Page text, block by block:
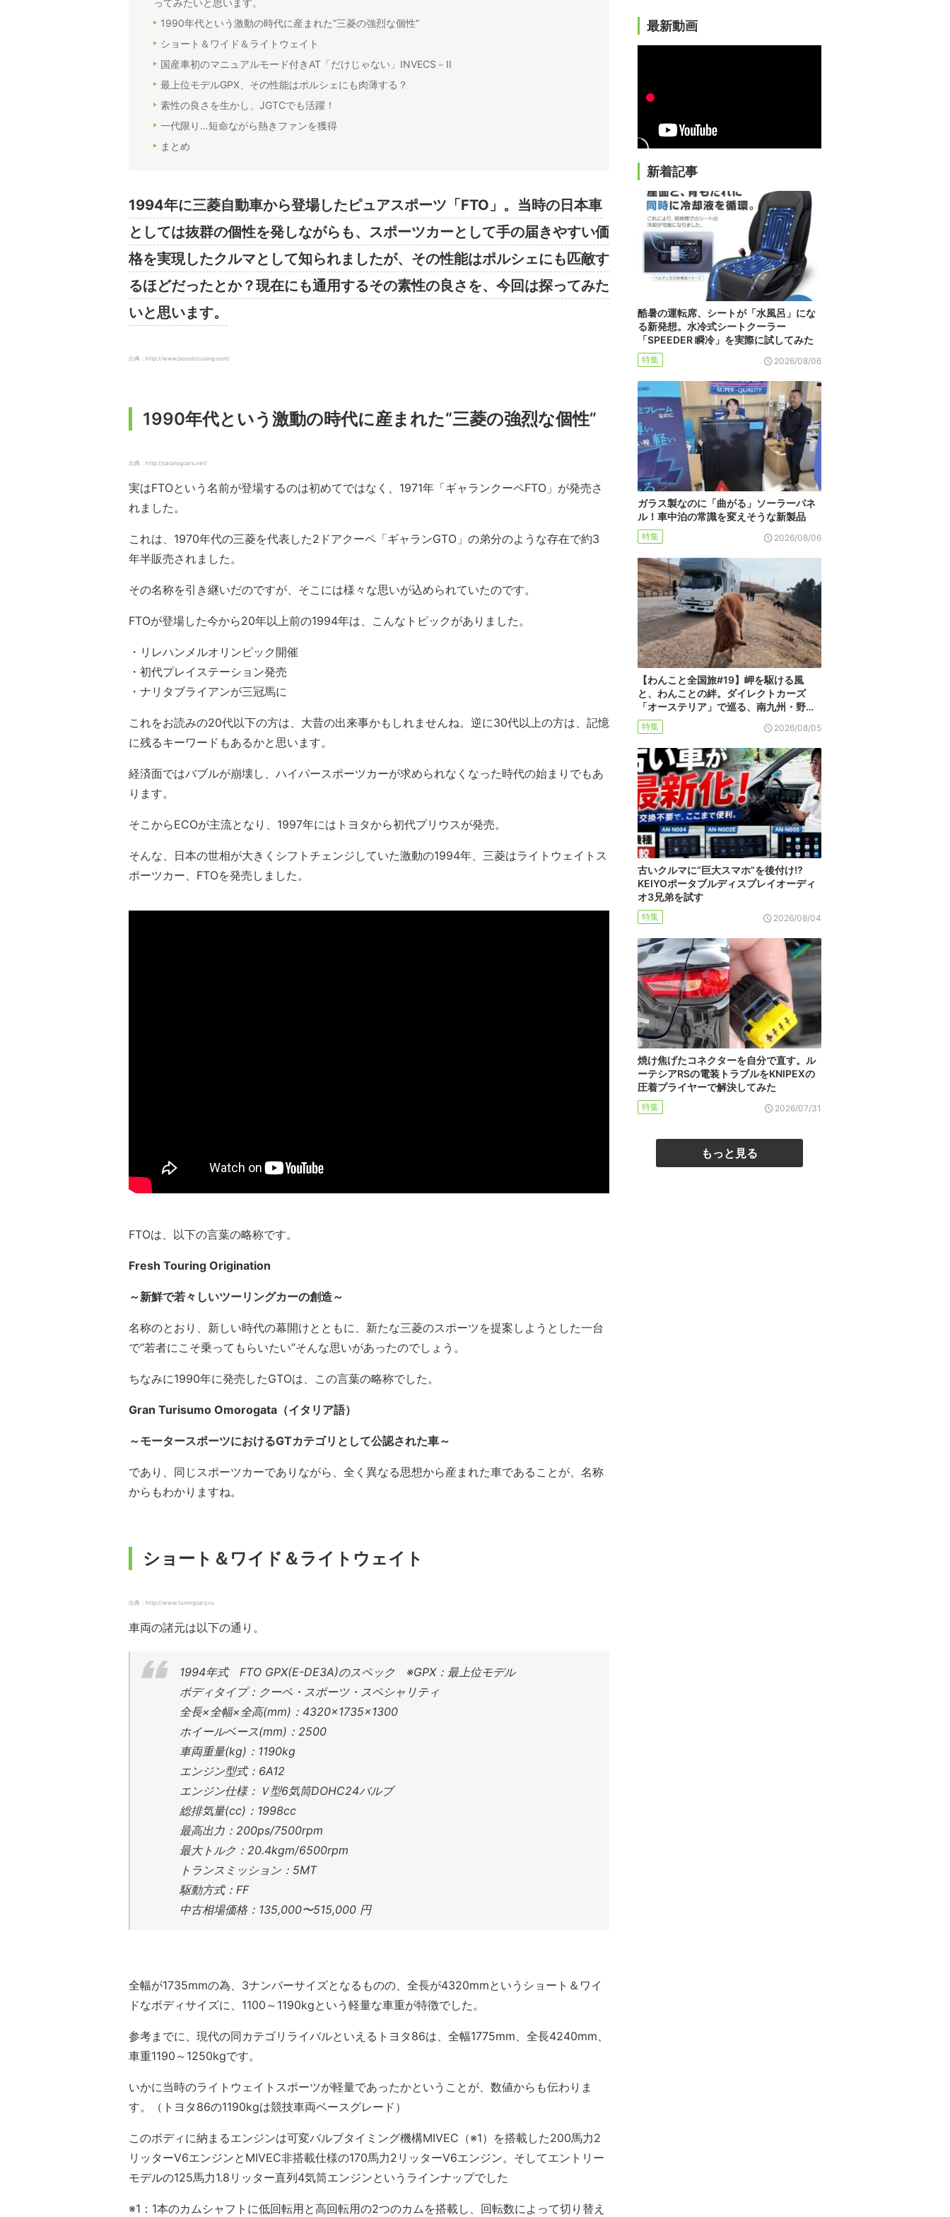
ってみたいと思います。
1990年代という激動の時代に産まれた“三菱の強烈な個性”
ショート＆ワイド＆ライトウェイト
国産車初のマニュアルモード付きAT「だけじゃない」INVECS－II
最上位モデルGPX、その性能はポルシェにも肉薄する？
素性の良さを生かし、JGTCでも活躍！
一代限り…短命ながら熱きファンを獲得
まとめ
1994年に三菱自動車から登場したピュアスポーツ「FTO」。当時の日本車
としては抜群の個性を発しながらも、スポーツカーとして手の届きやすい価
格を実現したクルマとして知られましたが、その性能はポルシェにも匹敵す
るほどだったとか？現在にも通用するその素性の良さを、今回は探ってみた
いと思います。
出典：http://www.boostcruising.com/
1990年代という激動の時代に産まれた“三菱の強烈な個性”
出典：http://catalogcars.net/
実はFTOという名前が登場するのは初めてではなく、1971年「ギャランクーペFTO」が発売さ
れました。
これは、1970年代の三菱を代表した2ドアクーペ「ギャランGTO」の弟分のような存在で約3
年半販売されました。
その名称を引き継いだのですが、そこには様々な思いが込められていたのです。
FTOが登場した今から20年以上前の1994年は、こんなトピックがありました。
・リレハンメルオリンピック開催
・初代プレイステーション発売
・ナリタブライアンが三冠馬に
これをお読みの20代以下の方は、大昔の出来事かもしれませんね。逆に30代以上の方は、記憶
に残るキーワードもあるかと思います。
経済面ではバブルが崩壊し、ハイパースポーツカーが求められなくなった時代の始まりでもあ
ります。
そこからECOが主流となり、1997年にはトヨタから初代プリウスが発売。
そんな、日本の世相が大きくシフトチェンジしていた激動の1994年、三菱はライトウェイトス
ポーツカー、FTOを発売しました。
FTOは、以下の言葉の略称です。
Fresh Touring Origination
～新鮮で若々しいツーリングカーの創造～
名称のとおり、新しい時代の幕開けとともに、新たな三菱のスポーツを提案しようとした一台
で“若者にこそ乗ってもらいたい”そんな思いがあったのでしょう。
ちなみに1990年に発売したGTOは、この言葉の略称でした。
Gran Turisumo Omorogata（イタリア語）
～モータースポーツにおけるGTカテゴリとして公認された車～
であり、同じスポーツカーでありながら、全く異なる思想から産まれた車であることが、名称
からもわかりますね。
ショート＆ワイド＆ライトウェイト
出典：http://www.tuningcarz.ru
車両の諸元は以下の通り。
1994年式 FTO GPX(E-DE3A)のスペック ※GPX：最上位モデル
ボディタイプ：クーペ・スポーツ・スペシャリティ
全長×全幅×全高(mm)：4320×1735×1300
ホイールベース(mm)：2500
車両重量(kg)：1190kg
エンジン型式：6A12
エンジン仕様：Ｖ型6気筒DOHC24バルブ
総排気量(cc)：1998cc
最高出力：200ps/7500rpm
最大トルク：20.4kgm/6500rpm
トランスミッション：5MT
駆動方式：FF
中古相場価格：135,000〜515,000 円
全幅が1735mmの為、3ナンバーサイズとなるものの、全長が4320mmというショート＆ワイ
ドなボディサイズに、1100～1190kgという軽量な車重が特徴でした。
参考までに、現代の同カテゴリライバルといえるトヨタ86は、全幅1775mm、全長4240mm、
車重1190～1250kgです。
いかに当時のライトウェイトスポーツが軽量であったかということが、数値からも伝わりま
す。（トヨタ86の1190kgは競技車両ベースグレード）
このボディに納まるエンジンは可変バルブタイミング機構MIVEC（※1）を搭載した200馬力2
リッターV6エンジンとMIVEC非搭載仕様の170馬力2リッターV6エンジン。そしてエントリー
モデルの125馬力1.8リッター直列4気筒エンジンというラインナップでした
※1：1本のカムシャフトに低回転用と高回転用の2つのカムを搭載し、回転数によって切り替え
最新動画
新着記事
酷暑の運転席、シートが「水風呂」にな
る新発想。水冷式シートクーラー
「SPEEDER 瞬冷」を実際に試してみた
特集 2026/08/06
ガラス製なのに「曲がる」ソーラーパネ
ル！車中泊の常識を変えそうな新製品
特集 2026/08/06
【わんこと全国旅#19】岬を駆ける風
と、わんことの絆。ダイレクトカーズ
「オーステリア」で巡る、南九州・野…
特集 2026/08/05
古いクルマに“巨大スマホ”を後付け!?
KEIYOポータブルディスプレイオーディ
オ3兄弟を試す
特集 2026/08/04
焼け焦げたコネクターを自分で直す。ル
ーテシアRSの電装トラブルをKNIPEXの
圧着プライヤーで解決してみた
特集 2026/07/31
もっと見る